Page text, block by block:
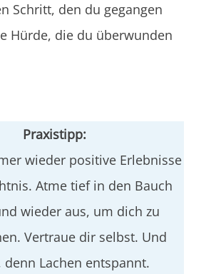
Schritt, den du gegangen
Hürde, die du überwunden
Praxistipp:
wieder positive Erlebnisse
Atme tief in den Bauch
wieder aus, um dich zu
Vertraue dir selbst. Und
denn Lachen entspannt.